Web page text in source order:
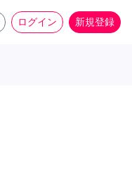
ログイン 新規登録